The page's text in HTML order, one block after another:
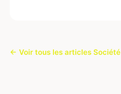
← Voir tous les articles Société